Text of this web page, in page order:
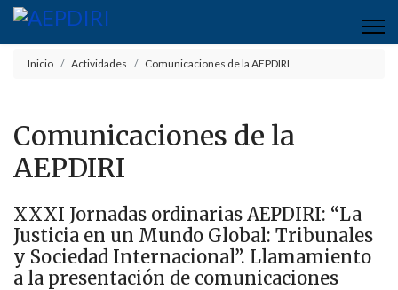
Inicio Actividades Comunicaciones de la AEPDIRI
Comunicaciones de la
AEPDIRI
XXXI Jornadas ordinarias AEPDIRI: “La
Justicia en un Mundo Global: Tribunales
y Sociedad Internacional”. Llamamiento
a la presentación de comunicaciones